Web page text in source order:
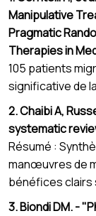
Manipulative
Pragmatic
Therapies in
105 patients
significative de
2. Chaibi A,
systematic
Résumé :
manœuvres de
bénéfices clairs
3. Biondi DM. -